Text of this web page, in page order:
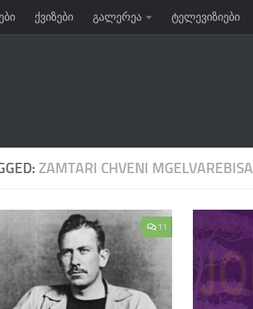
ქვიზები გალერეა ტელევიზიები
ZAMTARI CHVENI MGELVAREBISA
11